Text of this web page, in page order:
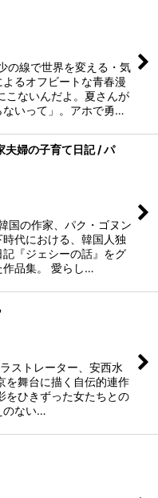
線で世界を変える・気
るオフビートな青春漫
こないんだよ。夏さんが
ないって」。アホで勇…
夫婦の子育て日記 / パ
の作家、パク・ゴヌン
代における、韓国人独
『ジェシーの話』をグ
作品集。 愛らし…
ストレーター、安西水
を舞台に描く自伝的連作
をひきずった女たちとの
のない…